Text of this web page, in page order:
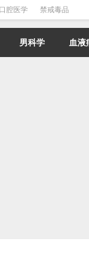
口腔医学 禁戒毒品
男科学 血液